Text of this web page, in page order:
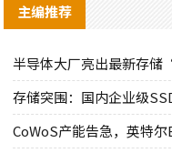
主编推荐
半导体大厂亮出最新存
存储突围：国内企业级
CoWoS产能告急，英特